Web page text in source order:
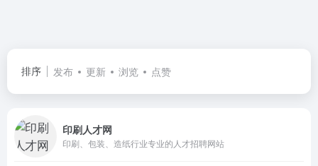
排序 发布 更新 浏览 点赞
印刷人才网
印刷、包装、造纸行业专业的人才招聘网站